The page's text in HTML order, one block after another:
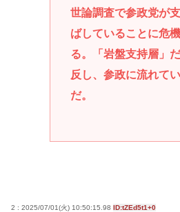
世論調査で参政党が
ばしていることに危
る。「岩盤支持層」
反し、参政に流れて
だ。
2 : 2025/07/01(火) 10:50:15.98 ID:tZEd5t1+0